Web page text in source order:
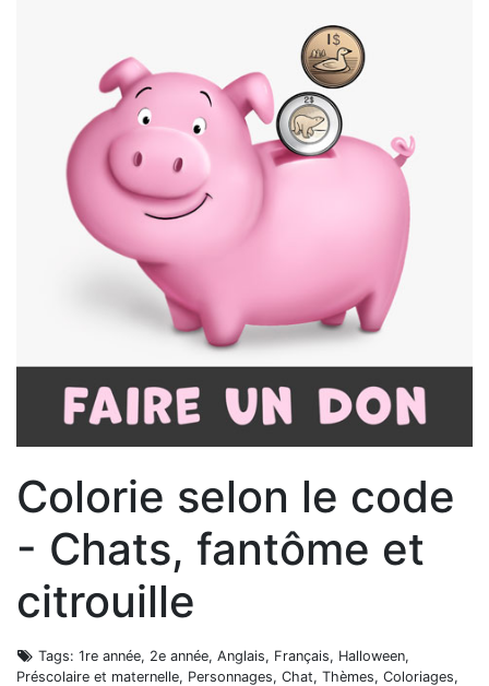
Colorie selon le code
- Chats, fantôme et
citrouille
Tags: 1re année, 2e année, Anglais, Français, Halloween,
Préscolaire et maternelle, Personnages, Chat, Thèmes, Coloriages,